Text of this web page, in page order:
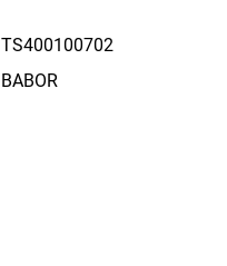
TS400100702
BABOR